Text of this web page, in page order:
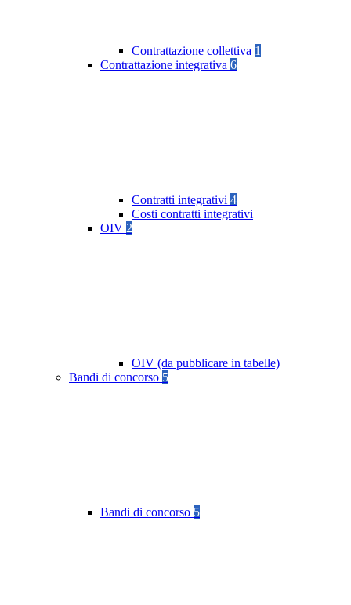
Contrattazione collettiva 1
Contrattazione integrativa 6
Contratti integrativi 4
Costi contratti integrativi
OIV 2
OIV (da pubblicare in tabelle)
Bandi di concorso 5
Bandi di concorso 5